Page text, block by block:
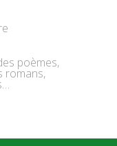
poèmes,
romans,